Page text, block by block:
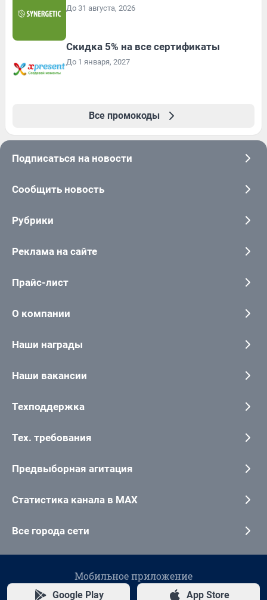
До 31 августа, 2026
Скидка 5% на все сертификаты
До 1 января, 2027
Все промокоды
Подписаться на новости
Сообщить новость
Рубрики
Реклама на сайте
Прайс-лист
О компании
Наши награды
Наши вакансии
Техподдержка
Тех. требования
Предвыборная агитация
Статистика канала в MAX
Все города сети
Мобильное приложение
Google Play App Store